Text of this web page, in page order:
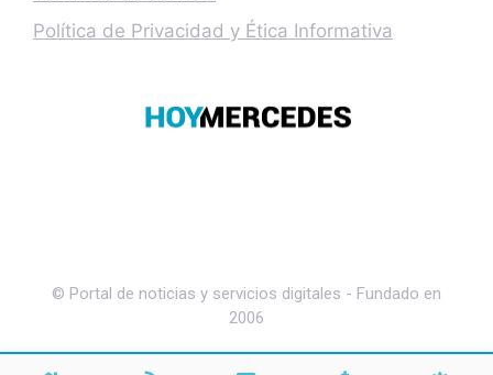
Política de Privacidad y Ética Informativa
© Portal de noticias y servicios digitales - Fundado en
2006